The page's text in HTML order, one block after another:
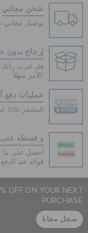
شحن مجاني
توصيل مجاني
إرجاع بدون
هل غيرت رأيك؟
الأمر سهلاً.
عمليات دفع
عمليات دفع آمنة 100% باستخدام اتصال SSL المشفر
و قسطه على
احصل على ما
فوائد عند
OFF ON YOUR NEXT
PURCHASE
سجل مجانا